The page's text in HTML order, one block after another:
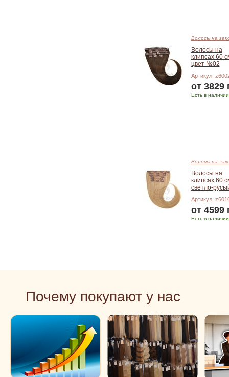
Волосы на
Волосы на
клипсах 60
цвет №02
Артикул:
от 3829
Есть в наличии
Волосы на
Волосы на
клипсах 60
светло-
Артикул:
от 4599
Есть в наличии
Почему покупают у нас